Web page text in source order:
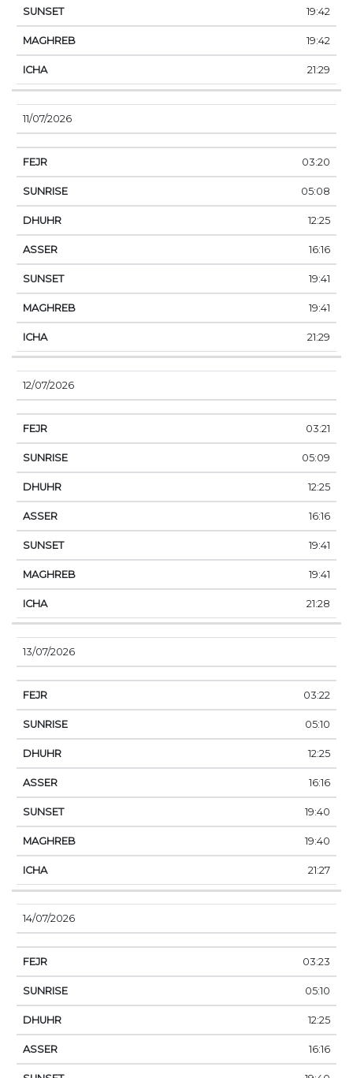
19:42
19:42
21:29
11/07/2026
03:20
05:08
12:25
16:16
19:41
19:41
21:29
12/07/2026
03:21
05:09
12:25
16:16
19:41
19:41
21:28
13/07/2026
03:22
05:10
12:25
16:16
19:40
19:40
21:27
14/07/2026
03:23
05:10
12:25
16:16